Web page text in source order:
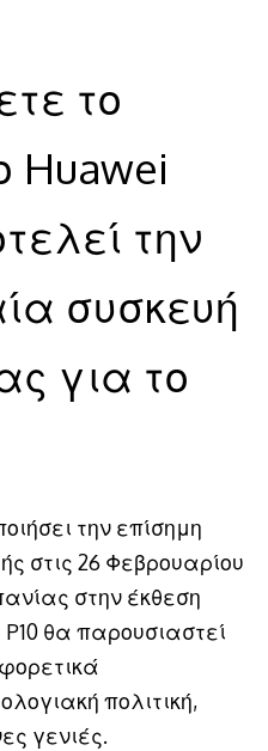
το
Huawei
την
συσκευή
για το
την επίσημη
στις 26 Φεβρουαρίου
στην έκθεση
P10 θα παρουσιαστεί
πολιτική,
γενιές.